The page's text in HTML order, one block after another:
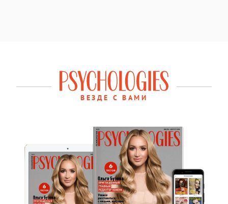
ВЕЗДЕ С ВАМИ